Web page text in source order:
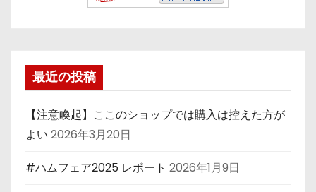
最近の投稿
【注意喚起】ここのショップでは購入は控えた方が
よい 2026年3月20日
#ハムフェア2025 レポート 2026年1月9日